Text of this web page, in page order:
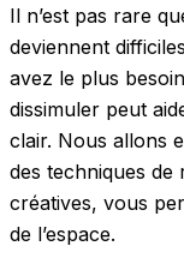
Il n’est pas rare
deviennent
avez le plus
dissimuler peut
clair. Nous allons
des techniques de
créatives, vous
de l’espace.